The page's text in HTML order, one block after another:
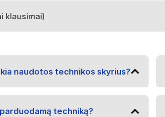
klausimai)
naudotos technikos skyrius?
techniką?